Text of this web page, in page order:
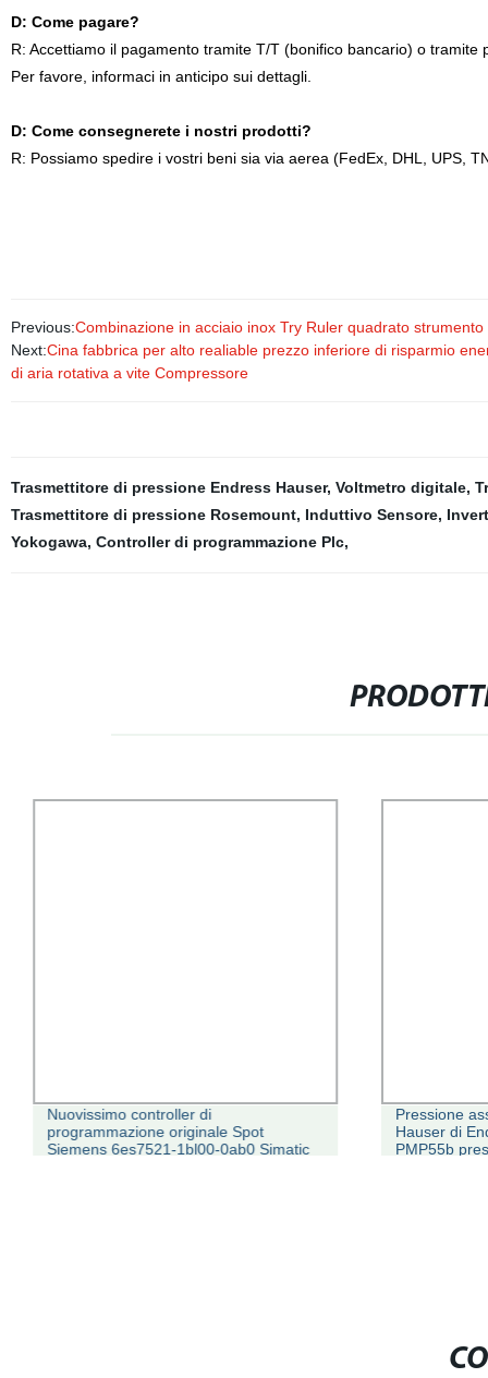
D: Come pagare?
R: Accettiamo il pagamento tramite T/T (bonifico bancario) o
Per favore, informaci in anticipo sui dettagli.
D: Come consegnerete i nostri prodotti?
R: Possiamo spedire i vostri beni sia via aerea (FedEx, DHL, UPS,
Previous:Combinazione in acciaio inox Try Ruler quadrato
Next:Cina fabbrica per alto realiable prezzo inferiore di risparmio
di aria rotativa a vite Compressore
Trasmettitore di pressione Endress Hauser, Voltmetro digitale,
Trasmettitore di pressione Rosemount, Induttivo Sensore,
Yokogawa, Controller di programmazione Plc,
Nuovissimo controller di
programmazione originale Spot
Siemens 6es7521-1bl00-0ab0 Simatic
Pressione
Hauser di
PMP55b